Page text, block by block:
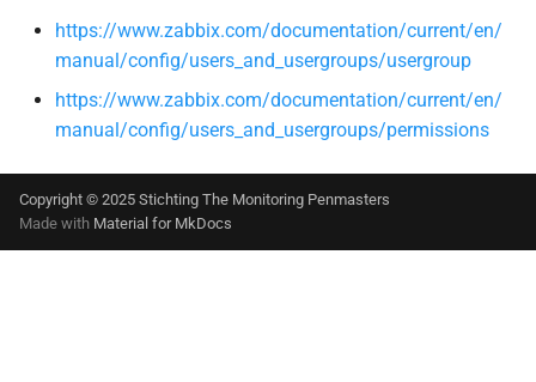
https://www.zabbix.com/documentation/current/en/
manual/config/users_and_usergroups/usergroup
https://www.zabbix.com/documentation/current/en/
manual/config/users_and_usergroups/permissions
Copyright © 2025 Stichting The Monitoring Penmasters
Made with Material for MkDocs